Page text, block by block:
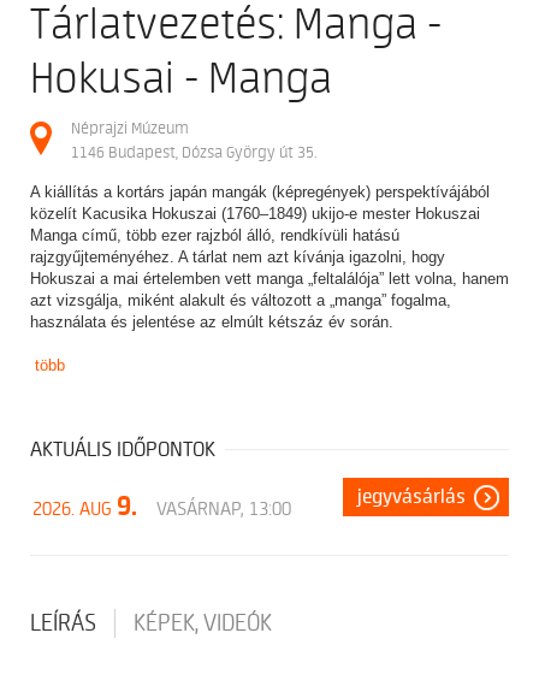
Tárlatvezetés: Manga -
Hokusai - Manga
Néprajzi Múzeum
1146 Budapest, Dózsa György út 35.
A kiállítás a kortárs japán mangák (képregények) perspektívájából
közelít Kacusika Hokuszai (1760–1849) ukijo-e mester Hokuszai
Manga című, több ezer rajzból álló, rendkívüli hatású
rajzgyűjteményéhez. A tárlat nem azt kívánja igazolni, hogy
Hokuszai a mai értelemben vett manga „feltalálója” lett volna, hanem
azt vizsgálja, miként alakult és változott a „manga” fogalma,
használata és jelentése az elmúlt kétszáz év során.
több
AKTUÁLIS IDŐPONTOK
2026. AUG 9. VASÁRNAP, 13:00
jegyvásárlás
LEÍRÁS KÉPEK, VIDEÓK